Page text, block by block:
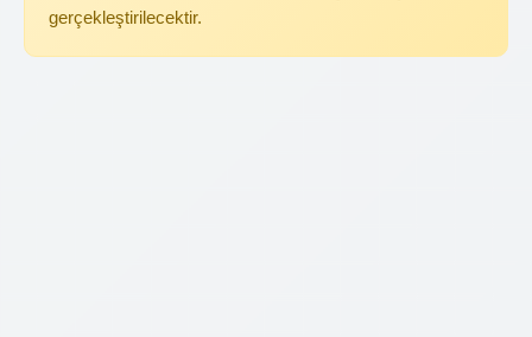
gerçekleştirilecektir.